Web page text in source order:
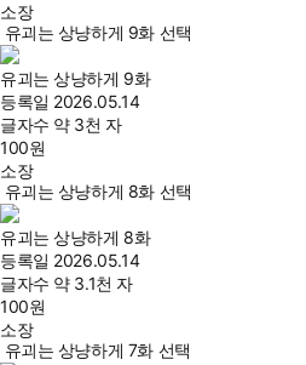
소장
유괴는 상냥하게 9화 선택
유괴는 상냥하게 9화
등록일 2026.05.14
글자수 약 3천 자
100원
소장
유괴는 상냥하게 8화 선택
유괴는 상냥하게 8화
등록일 2026.05.14
글자수 약 3.1천 자
100원
소장
유괴는 상냥하게 7화 선택